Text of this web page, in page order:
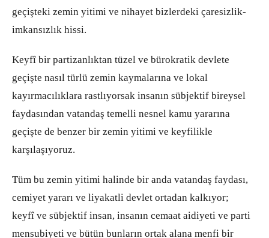
geçişteki zemin yitimi ve nihayet bizlerdeki çaresizlik-
imkansızlık hissi.
Keyfî bir partizanlıktan tüzel ve bürokratik devlete
geçişte nasıl türlü zemin kaymalarına ve lokal
kayırmacılıklara rastlıyorsak insanın sübjektif bireysel
faydasından vatandaş temelli nesnel kamu yararına
geçişte de benzer bir zemin yitimi ve keyfilikle
karşılaşıyoruz.
Tüm bu zemin yitimi halinde bir anda vatandaş faydası,
cemiyet yararı ve liyakatli devlet ortadan kalkıyor;
keyfî ve sübjektif insan, insanın cemaat aidiyeti ve parti
mensubiyeti ve bütün bunların ortak alana menfi bir